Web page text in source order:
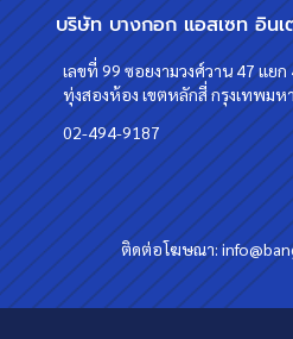
บริษัท บางกอก แอสเซท อิน
เลขที่ 99 ซอยงามวงศ์วาน 47 แย
ทุ่งสองห้อง เขตหลักสี่ กรุงเทพมห
02-494-9187
ติดต่อโฆษณา: